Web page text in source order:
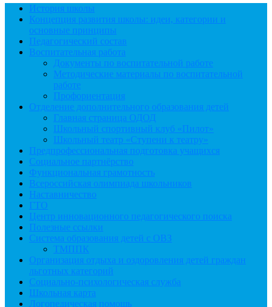
История школы
Концепция развития школы: идеи, категории и
основные принципы
Педагогический состав
Воспитательная работа
Документы по воспитательной работе
Методические материалы по воспитательной
работе
Профориентация
Отделение дополнительного образования детей
Главная страница ОДОД
Школьный спортивный клуб «Пилот»
Школьный театр «Ступени к театру»
Предпрофессиональная подготовка учащихся
Социальное партнёрство
Функциональная грамотность
Всероссийская олимпиада школьников
Наставничество
ГТО
Центр инновационного педагогического поиска
Полезные ссылки
Система образования детей с ОВЗ
ТМППК
Организация отдыха и оздоровления детей граждан
льготных категорий
Социально-психологическая служба
Школьная карта
Логопедическая помощь